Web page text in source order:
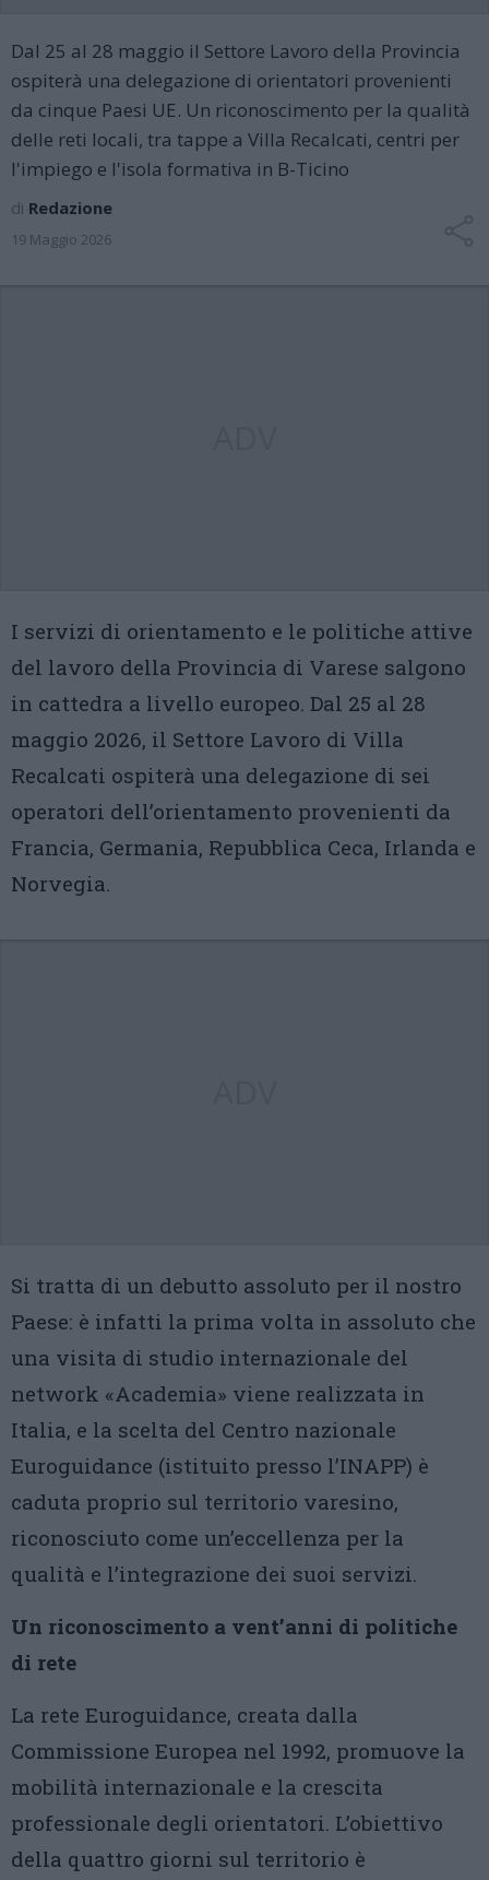
Dal 25 al 28 maggio il Settore Lavoro della Provincia
ospiterà una delegazione di orientatori provenienti
da cinque Paesi UE. Un riconoscimento per la qualità
delle reti locali, tra tappe a Villa Recalcati, centri per
l'impiego e l'isola formativa in B-Ticino
di Redazione
19 Maggio 2026
I servizi di orientamento e le politiche attive
del lavoro della Provincia di Varese salgono
in cattedra a livello europeo. Dal 25 al 28
maggio 2026, il Settore Lavoro di Villa
Recalcati ospiterà una delegazione di sei
operatori dell’orientamento provenienti da
Francia, Germania, Repubblica Ceca, Irlanda e
Norvegia.
Si tratta di un debutto assoluto per il nostro
Paese: è infatti la prima volta in assoluto che
una visita di studio internazionale del
network «Academia» viene realizzata in
Italia, e la scelta del Centro nazionale
Euroguidance (istituito presso l’INAPP) è
caduta proprio sul territorio varesino,
riconosciuto come un’eccellenza per la
qualità e l’integrazione dei suoi servizi.
Un riconoscimento a vent’anni di politiche
di rete
La rete Euroguidance, creata dalla
Commissione Europea nel 1992, promuove la
mobilità internazionale e la crescita
professionale degli orientatori. L’obiettivo
della quattro giorni sul territorio è